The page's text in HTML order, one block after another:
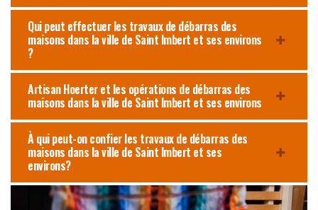
Qui peut effectuer les travaux de débarras des
maisons dans la ville de Saint Imbert et ses environs
?
Artisan Hoerter et les opérations de débarras des
maisons dans la ville de Saint Imbert et ses environs
À qui peut-on confier les travaux de débarras des
maisons dans la ville de Saint Imbert et ses
environs?